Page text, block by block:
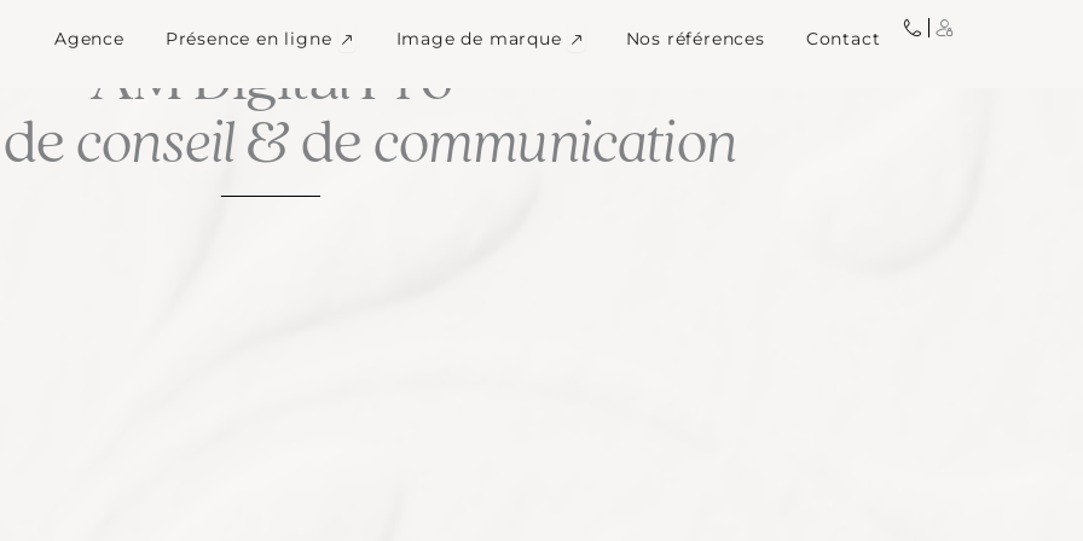
Agence Présence en ligne Ouvrir Présence en ligne
Image de marque Ouvrir Image de marque
Nos références Contact
LA CULTURE DU SUR MESURE
AM Digital Pro
conseil & de communication